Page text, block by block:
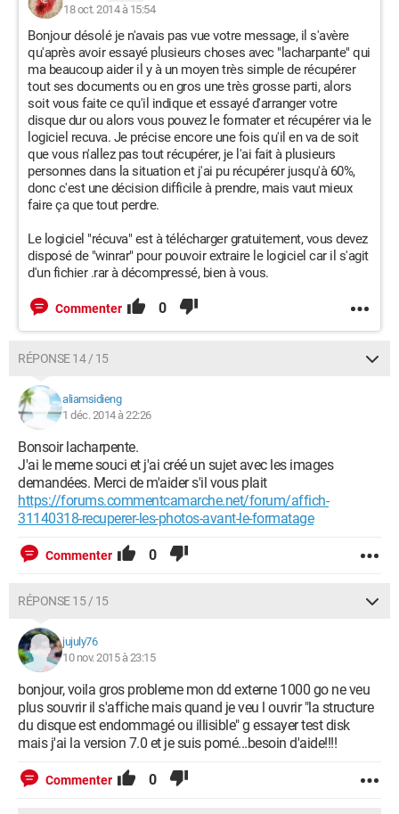
18 oct. 2014 à 15:54
Bonjour désolé je n'avais pas vue votre message, il s'avère
qu'après avoir essayé plusieurs choses avec "lacharpante" qui
ma beaucoup aider il y à un moyen très simple de récupérer
tout ses documents ou en gros une très grosse parti, alors
soit vous faite ce qu'il indique et essayé d'arranger votre
disque dur ou alors vous pouvez le formater et récupérer via le
logiciel recuva. Je précise encore une fois qu'il en va de soit
que vous n'allez pas tout récupérer, je l'ai fait à plusieurs
personnes dans la situation et j'ai pu récupérer jusqu'à 60%,
donc c'est une décision difficile à prendre, mais vaut mieux
faire ça que tout perdre.
Le logiciel "récuva" est à télécharger gratuitement, vous devez
disposé de "winrar" pour pouvoir extraire le logiciel car il s'agit
d'un fichier .rar à décompressé, bien à vous.
Commenter 0
RÉPONSE 14 / 15
aliamsidieng
1 déc. 2014 à 22:26
Bonsoir lacharpente.
J'ai le meme souci et j'ai créé un sujet avec les images
demandées. Merci de m'aider s'il vous plait
https://forums.commentcamarche.net/forum/affich-
31140318-recuperer-les-photos-avant-le-formatage
Commenter 0
RÉPONSE 15 / 15
jujuly76
10 nov. 2015 à 23:15
bonjour, voila gros probleme mon dd externe 1000 go ne veu
plus souvrir il s'affiche mais quand je veu l ouvrir "la structure
du disque est endommagé ou illisible" g essayer test disk
mais j'ai la version 7.0 et je suis pomé...besoin d'aide!!!!
Commenter 0